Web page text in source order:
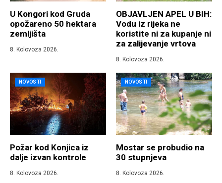
U Kongori kod Gruda
opožareno 50 hektara
zemljišta
8. Kolovoza 2026.
OBJAVLJEN APEL U BIH:
Vodu iz rijeka ne
koristite ni za kupanje ni
za zalijevanje vrtova
8. Kolovoza 2026.
NOVOSTI
Požar kod Konjica iz
dalje izvan kontrole
8. Kolovoza 2026.
NOVOSTI
Mostar se probudio na
30 stupnjeva
8. Kolovoza 2026.